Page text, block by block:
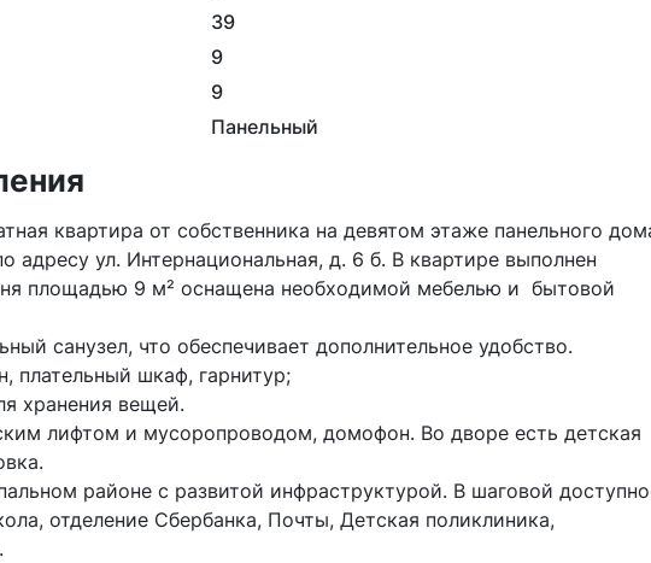
39
9
9
Панельный
адресу ул. Интернациональная, д. 6 б. В квартире выполнен
площадью 9 м² оснащена необходимой мебелью и  бытовой
санузел, что обеспечивает дополнительное удобство.
плательный шкаф, гарнитур;
лифтом и мусоропроводом, домофон. Во дворе есть детская
районе с развитой инфраструктурой. В шаговой
отделение Сбербанка, Почты, Детская поликлиника,